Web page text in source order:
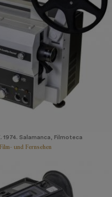
1974. Salamanca, Filmoteca
und Fernsehen